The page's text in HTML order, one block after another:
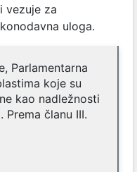
vezuje za
uloga.
Parlamentarna
koje su
kao nadležnosti
članu III.